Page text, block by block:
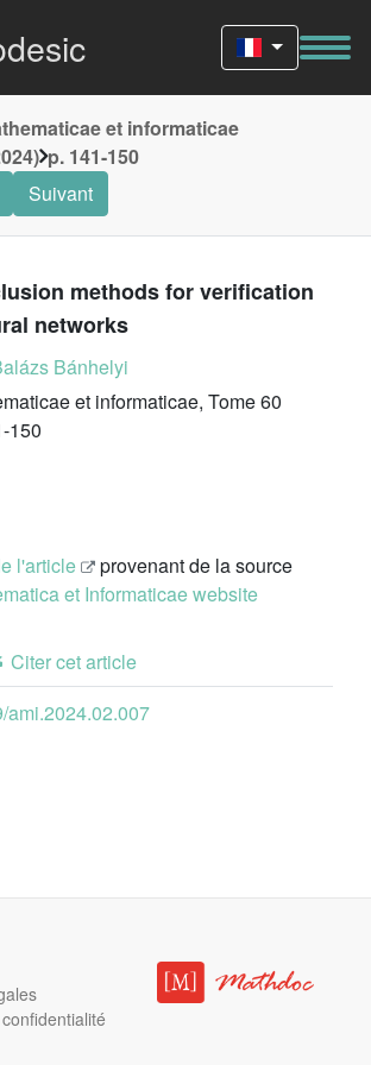
et informaticae
p. 141-150
Suivant
methods for verification
networks
Bánhelyi
et informaticae, Tome 60
150
l'article
provenant de la source
et Informaticae website
Citer cet article
ami.2024.02.007